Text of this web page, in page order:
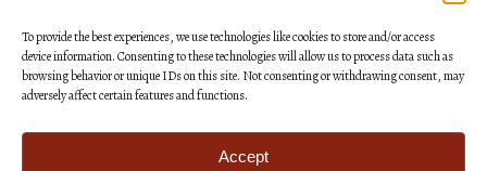
To provide the best experiences, we use technologies like cookies to store and/or access
device information. Consenting to these technologies will allow us to process data such as
browsing behavior or unique IDs on this site. Not consenting or withdrawing consent, may
adversely affect certain features and functions.
Accept